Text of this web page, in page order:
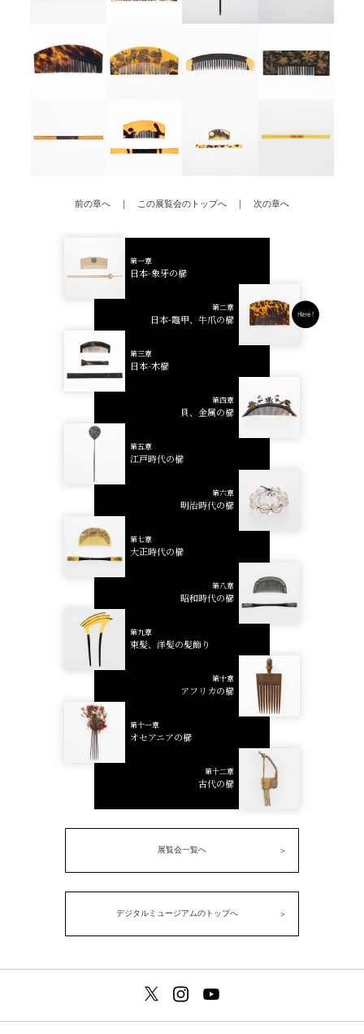
前の章へ ｜ この展覧会のトップへ ｜ 次の章へ
第一章
日本-象牙の櫛
第二章
日本-鼈甲、牛爪の櫛
第三章
日本-木櫛
第四章
貝、金属の櫛
第五章
江戸時代の櫛
第六章
明治時代の櫛
第七章
大正時代の櫛
第八章
昭和時代の櫛
第九章
束髪、洋髪の髪飾り
第十章
アフリカの櫛
第十一章
オセアニアの櫛
第十二章
古代の櫛
展覧会一覧へ
デジタルミュージアムのトップへ